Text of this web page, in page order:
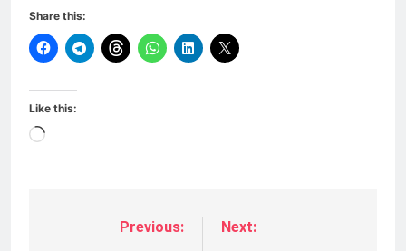
Share this:
Like this:
Loading…
Previous:
Next: